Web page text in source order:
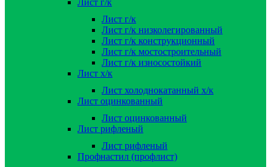
Лист г/к
Лист г/к низколегированный
Лист г/к конструкционный
Лист г/к мостостроительный
Лист г/к износостойкий
Лист х/к
Лист холоднокатанный х/к
Лист оцинкованный
Лист оцинкованный
Лист рифленый
Лист рифленый
Профнастил (профлист)